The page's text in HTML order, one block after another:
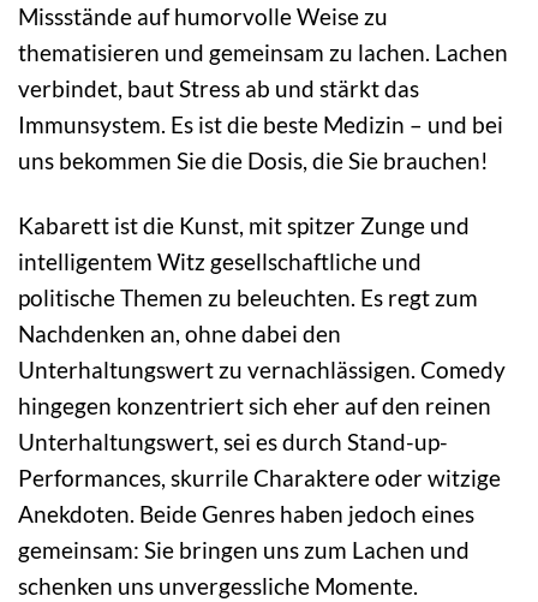
Missstände auf humorvolle Weise zu
thematisieren und gemeinsam zu lachen. Lachen
verbindet, baut Stress ab und stärkt das
Immunsystem. Es ist die beste Medizin – und bei
uns bekommen Sie die Dosis, die Sie brauchen!
Kabarett ist die Kunst, mit spitzer Zunge und
intelligentem Witz gesellschaftliche und
politische Themen zu beleuchten. Es regt zum
Nachdenken an, ohne dabei den
Unterhaltungswert zu vernachlässigen. Comedy
hingegen konzentriert sich eher auf den reinen
Unterhaltungswert, sei es durch Stand-up-
Performances, skurrile Charaktere oder witzige
Anekdoten. Beide Genres haben jedoch eines
gemeinsam: Sie bringen uns zum Lachen und
schenken uns unvergessliche Momente.